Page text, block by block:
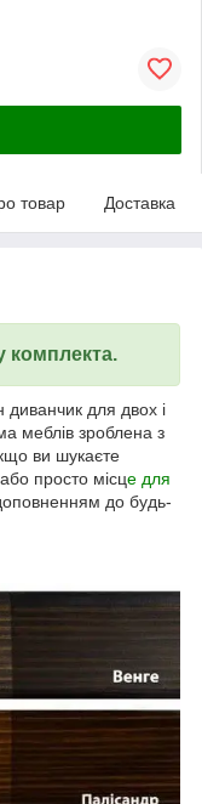
товар Доставка
комплекта.
диванчик для двох і
меблів зроблена з
ви шукаєте
просто місце для
до будь-